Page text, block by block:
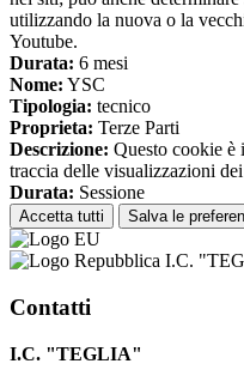
utilizzando la nuova o la
Youtube.
Durata: 6 mesi
Nome: YSC
Tipologia: tecnico
Proprieta: Terze Parti
Descrizione: Questo cookie è
traccia delle visualizzazioni
Durata: Sessione
Accetta tutti Salva le
I.C.
Contatti
I.C. "TEGLIA"